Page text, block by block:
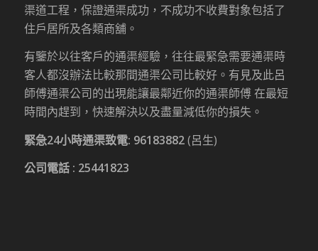
渠道工程，保證通渠成功，不成功不收費對象包括了
住戶居所及各類商舖。
有鑒於以往客戶的通渠經驗，往往最緊急需要通渠時
客人都沒辦法比較那間通渠公司比較好。有見及此呂
師傅通渠公司的出現能讓最鄰近你的通渠師傅 在最短
時間內趕到，快速解決以及盡量減低你的損失。
緊急24小時通渠致電: 96183882(呂生)
公司電話 : 25441823